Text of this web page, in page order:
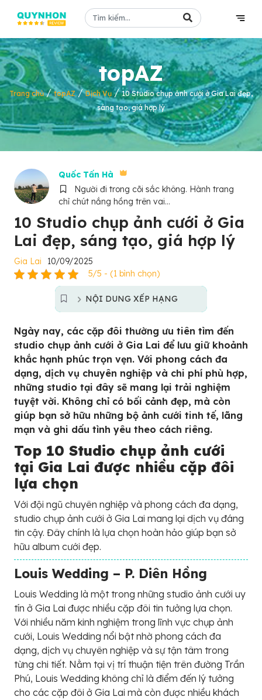
topAZ
Trang chủ/topAZ/Dịch Vụ/10 Studio chụp ảnh cưới ở Gia Lai đẹp,
sáng tạo, giá hợp lý
Quốc Tấn Hà
Người đi trong cõi sắc không. Hành trang
chỉ chút nắng hồng trên vai...
10 Studio chụp ảnh cưới ở Gia
Lai đẹp, sáng tạo, giá hợp lý
Gia Lai
10/09/2025
5/5 - (1 bình chọn)
NỘI DUNG XẾP HẠNG
Ngày nay, các cặp đôi thường ưu tiên tìm đến
studio chụp ảnh cưới ở Gia Lai để lưu giữ khoảnh
khắc hạnh phúc trọn vẹn. Với phong cách đa
dạng, dịch vụ chuyên nghiệp và chi phí phù hợp,
những studio tại đây sẽ mang lại trải nghiệm
tuyệt vời. Không chỉ có bối cảnh đẹp, mà còn
giúp bạn sở hữu những bộ ảnh cưới tinh tế, lãng
mạn và ghi dấu tình yêu theo cách riêng.
Top 10 Studio chụp ảnh cưới
tại Gia Lai được nhiều cặp đôi
lựa chọn
Với đội ngũ chuyên nghiệp và phong cách đa dạng,
studio chụp ảnh cưới ở Gia Lai mang lại dịch vụ đáng
tin cậy. Đây chính là lựa chọn hoàn hảo giúp bạn sở
hữu album cưới đẹp.
Louis Wedding – P. Diên Hồng
Louis Wedding là một trong những studio ảnh cưới uy
tín ở Gia Lai được nhiều cặp đôi tin tưởng lựa chọn.
Với nhiều năm kinh nghiệm trong lĩnh vực chụp ảnh
cưới, Louis Wedding nổi bật nhờ phong cách đa
dạng, dịch vụ chuyên nghiệp và sự tận tâm trong
từng chi tiết. Nằm tại vị trí thuận tiện trên đường Trần
Phú, Louis Wedding không chỉ là điểm đến lý tưởng
cho các cặp đôi ở Gia Lai mà còn được nhiều khách